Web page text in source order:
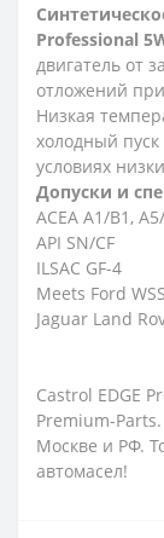
Professional
двигатель от
отложений
Низкая
холодный
условиях
Допуски и
ACEA A1/B1,
API SN/CF
ILSAC GF-4
Meets Ford
Jaguar Land
Castrol EDGE
Premium-
Москве и РФ.
автомасел!